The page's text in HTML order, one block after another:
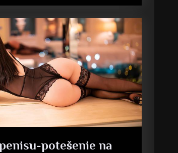
potešenie na